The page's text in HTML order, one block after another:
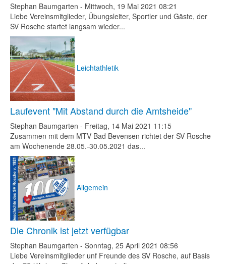
Stephan Baumgarten - Mittwoch, 19 Mai 2021 08:21
Liebe Vereinsmitglieder, Übungsleiter, Sportler und Gäste, der
SV Rosche startet langsam wieder...
Leichtathletik
Laufevent "Mit Abstand durch die Amtsheide"
Stephan Baumgarten - Freitag, 14 Mai 2021 11:15
Zusammen mit dem MTV Bad Bevensen richtet der SV Rosche
am Wochenende 28.05.-30.05.2021 das...
Allgemein
Die Chronik ist jetzt verfügbar
Stephan Baumgarten - Sonntag, 25 April 2021 08:56
Liebe Vereinsmitglieder unf Freunde des SV Rosche, auf Basis